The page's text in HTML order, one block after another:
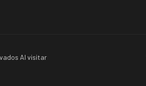
Al visitar